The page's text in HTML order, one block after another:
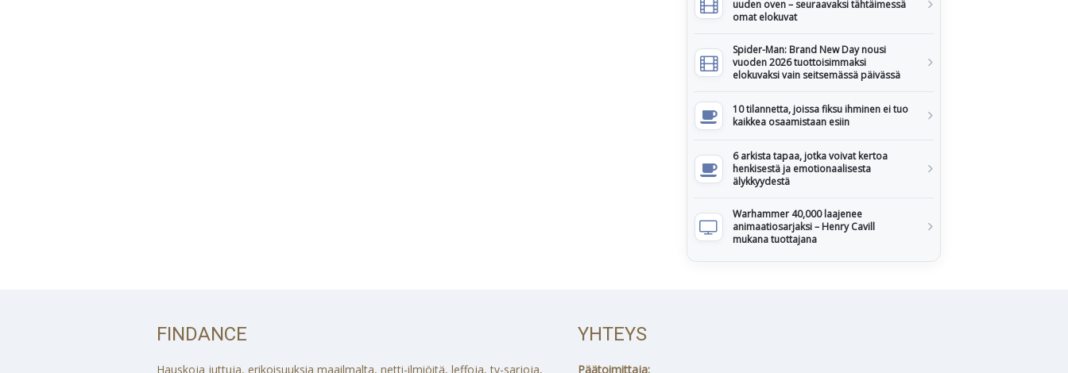
uuden oven – seuraavaksi tähtäimessä
omat elokuvat
Spider-Man: Brand New Day nousi
vuoden 2026 tuottoisimmaksi
elokuvaksi vain seitsemässä päivässä
10 tilannetta, joissa fiksu ihminen ei tuo
kaikkea osaamistaan esiin
6 arkista tapaa, jotka voivat kertoa
henkisestä ja emotionaalisesta
älykkyydestä
Warhammer 40,000 laajenee
animaatiosarjaksi – Henry Cavill
mukana tuottajana
FINDANCE
Hauskoja juttuja, erikoisuuksia maailmalta, netti-ilmiöitä, leffoja, tv-sarjoja,
YHTEYS
Päätoimittaja: